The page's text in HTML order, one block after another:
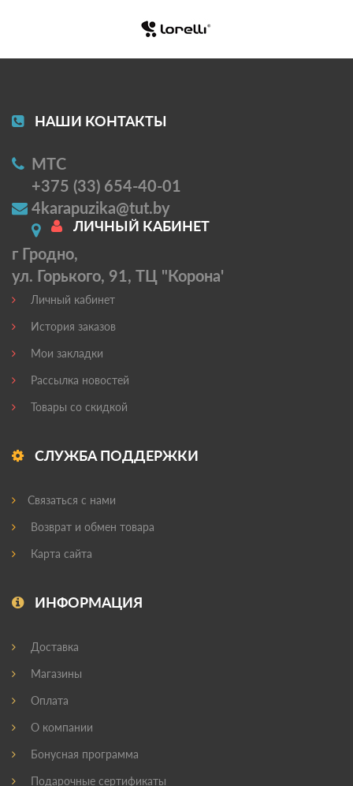
НАШИ КОНТАКТЫ
МТС
+375 (33) 654-40-01
4karapuzika@tut.by
г Гродно,
ул. Горького, 91, ТЦ "Корона'
ЛИЧНЫЙ КАБИНЕТ
Личный кабинет
История заказов
Мои закладки
Рассылка новостей
Товары со скидкой
СЛУЖБА ПОДДЕРЖКИ
Связаться с нами
Возврат и обмен товара
Карта сайта
ИНФОРМАЦИЯ
Доставка
Магазины
Оплата
О компании
Бонусная программа
Подарочные сертификаты